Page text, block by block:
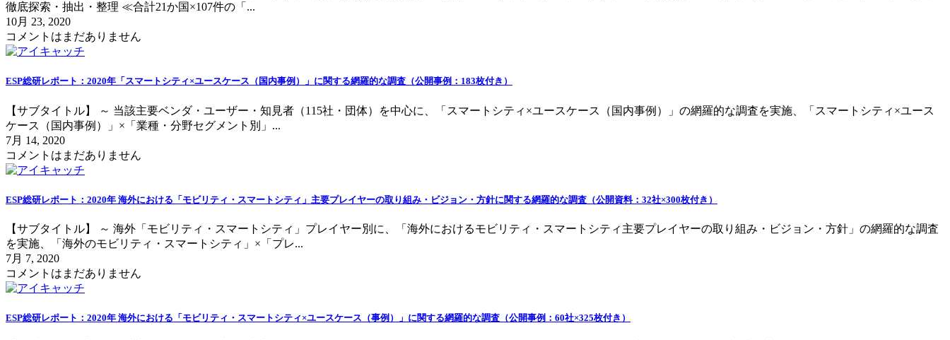
徹底探索・抽出・整理 ≪合計21か国×107件の「...
10月 23, 2020
コメントはまだありません
ESP総研レポート：2020年「スマートシティ×ユースケース（国内事例）」に関する網羅的な調査（公開事例：183枚付き）
【サブタイトル】 ～ 当該主要ベンダ・ユーザー・知見者（115社・団体）を中心に、「スマートシティ×ユースケース（国内事例）」の網羅的な調査を実施、「スマートシティ×ユース
ケース（国内事例）」×「業種・分野セグメント別」...
7月 14, 2020
コメントはまだありません
ESP総研レポート：2020年 海外における「モビリティ・スマートシティ」主要プレイヤーの取り組み・ビジョン・方針に関する網羅的な調査（公開資料：32社×300枚付き）
【サブタイトル】 ～ 海外「モビリティ・スマートシティ」プレイヤー別に、「海外におけるモビリティ・スマートシティ主要プレイヤーの取り組み・ビジョン・方針」の網羅的な調査
を実施、「海外のモビリティ・スマートシティ」×「プレ...
7月 7, 2020
コメントはまだありません
ESP総研レポート：2020年 海外における「モビリティ・スマートシティ×ユースケース（事例）」に関する網羅的な調査（公開事例：60社×325枚付き）